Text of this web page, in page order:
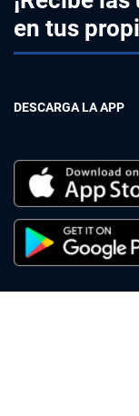
en tus
DESCARGA LA APP